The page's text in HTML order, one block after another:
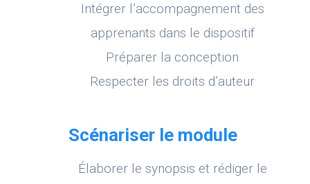
Intégrer l’accompagnement des
apprenants dans le dispositif
Préparer la conception
Respecter les droits d’auteur
Scénariser le module
Élaborer le synopsis et rédiger le